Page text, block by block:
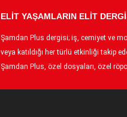
ELİT YAŞAMLARIN ELİT
Şamdan Plus dergisi; iş, cemiyet ve
veya katıldığı her türlü etkinliği takip
Şamdan Plus, özel dosyaları, özel